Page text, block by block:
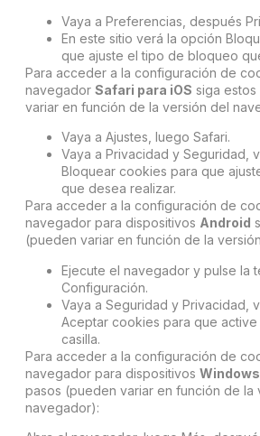
Vaya a Preferencias, después
En este sitio verá la opción
que ajuste el tipo de bloqueo
Para acceder a la configuración de
navegador Safari para iOS siga
variar en función de la versión del
Vaya a Ajustes, luego Safari.
Vaya a Privacidad y Seguridad,
Bloquear cookies para que
que desea realizar.
Para acceder a la configuración de
navegador para dispositivos Android
(pueden variar en función de la
Ejecute el navegador y pulse la
Configuración.
Vaya a Seguridad y Privacidad,
Aceptar cookies para que
casilla.
Para acceder a la configuración de
navegador para dispositivos
pasos (pueden variar en función de la
navegador):